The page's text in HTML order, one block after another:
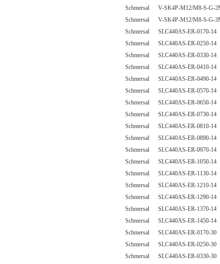
Schmersal V-SK4P-M12/M8-S-G-
Schmersal V-SK4P-M12/M8-S-G-
Schmersal SLC440AS-ER-0170-14
Schmersal SLC440AS-ER-0250-14
Schmersal SLC440AS-ER-0330-14
Schmersal SLC440AS-ER-0410-14
Schmersal SLC440AS-ER-0490-14
Schmersal SLC440AS-ER-0570-14
Schmersal SLC440AS-ER-0650-14
Schmersal SLC440AS-ER-0730-14
Schmersal SLC440AS-ER-0810-14
Schmersal SLC440AS-ER-0890-14
Schmersal SLC440AS-ER-0970-14
Schmersal SLC440AS-ER-1050-14
Schmersal SLC440AS-ER-1130-14
Schmersal SLC440AS-ER-1210-14
Schmersal SLC440AS-ER-1290-14
Schmersal SLC440AS-ER-1370-14
Schmersal SLC440AS-ER-1450-14
Schmersal SLC440AS-ER-0170-30
Schmersal SLC440AS-ER-0250-30
Schmersal SLC440AS-ER-0330-30